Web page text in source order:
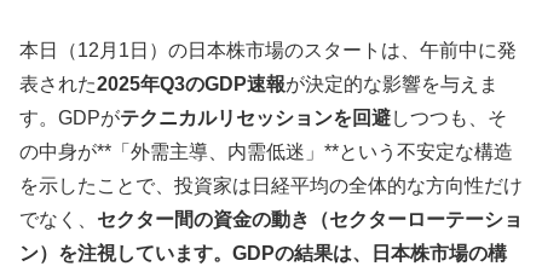
本日（12月1日）の日本株市場のスタートは、午前中に発
表された2025年Q3のGDP速報が決定的な影響を与えま
す。GDPがテクニカルリセッションを回避しつつも、そ
の中身が**「外需主導、内需低迷」**という不安定な構造
を示したことで、投資家は日経平均の全体的な方向性だけ
でなく、 セクター間の資金の動き（セクターローテーショ
ン）を注視しています。GDPの結果は、日本株市場の構